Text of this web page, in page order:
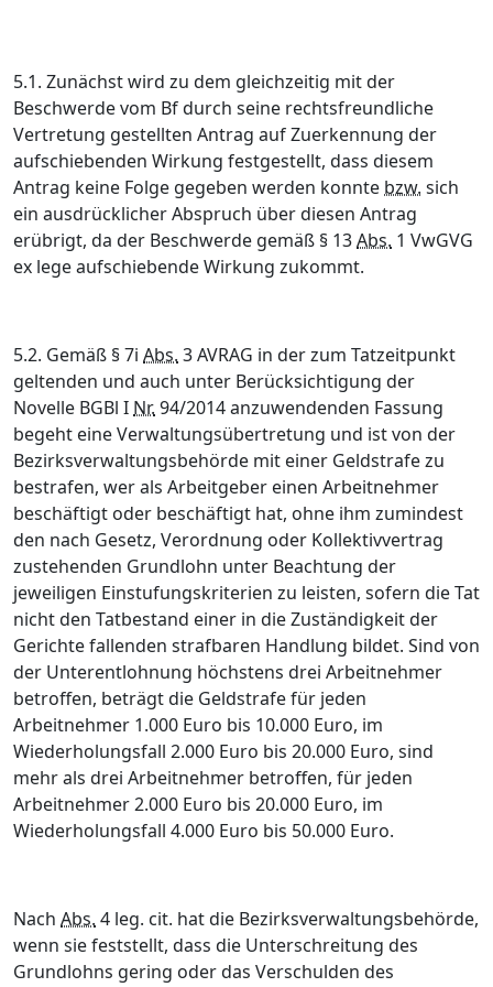
5.1. Zunächst wird zu dem gleichzeitig mit der
Beschwerde vom Bf durch seine rechtsfreundliche
Vertretung gestellten Antrag auf Zuerkennung der
aufschiebenden Wirkung festgestellt, dass diesem
Antrag keine Folge gegeben werden konnte bzw. sich
ein ausdrücklicher Abspruch über diesen Antrag
erübrigt, da der Beschwerde gemäß § 13Abs. 1 VwGVG
ex lege aufschiebende Wirkung zukommt.
5.2. Gemäß § 7i Abs. 3 AVRAG in der zum Tatzeitpunkt
geltenden und auch unter Berücksichtigung der
Novelle BGBl I Nr. 94/2014 anzuwendenden Fassung
begeht eine Verwaltungsübertretung und ist von der
Bezirksverwaltungsbehörde mit einer Geldstrafe zu
bestrafen, wer als Arbeitgeber einen Arbeitnehmer
beschäftigt oder beschäftigt hat, ohne ihm zumindest
den nach Gesetz, Verordnung oder Kollektivvertrag
zustehenden Grundlohn unter Beachtung der
jeweiligen Einstufungskriterien zu leisten, sofern die Tat
nicht den Tatbestand einer in die Zuständigkeit der
Gerichte fallenden strafbaren Handlung bildet. Sind von
der Unterentlohnung höchstens drei Arbeitnehmer
betroffen, beträgt die Geldstrafe für jeden
Arbeitnehmer 1.000 Euro bis 10.000 Euro, im
Wiederholungsfall 2.000 Euro bis 20.000 Euro, sind
mehr als drei Arbeitnehmer betroffen, für jeden
Arbeitnehmer 2.000 Euro bis 20.000 Euro, im
Wiederholungsfall 4.000 Euro bis 50.000 Euro.
Nach Abs. 4 leg. cit. hat die Bezirksverwaltungsbehörde,
wenn sie feststellt, dass die Unterschreitung des
Grundlohns gering oder das Verschulden des